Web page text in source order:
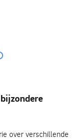
over verschillende